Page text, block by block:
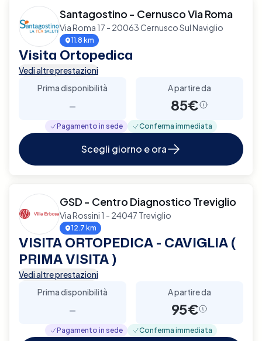
Santagostino - Cernusco Via Roma
Via Roma 17 - 20063 Cernusco Sul Naviglio
11.8 km
Visita Ortopedica
Vedi altre prestazioni
Prima disponibilità
-
A partire da
85€
Pagamento in sede Conferma immediata
Scegli giorno e ora
GSD - Centro Diagnostico Treviglio
Via Rossini 1 - 24047 Treviglio
12.7 km
VISITA ORTOPEDICA - CAVIGLIA (
PRIMA VISITA )
Vedi altre prestazioni
Prima disponibilità
-
A partire da
95€
Pagamento in sede Conferma immediata